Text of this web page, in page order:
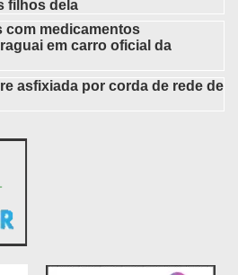
filhos dela
com medicamentos
em carro oficial da
asfixiada por corda de rede de